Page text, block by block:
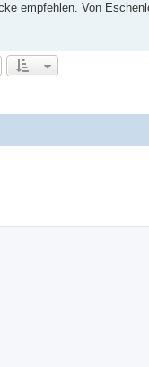
empfehlen. Von